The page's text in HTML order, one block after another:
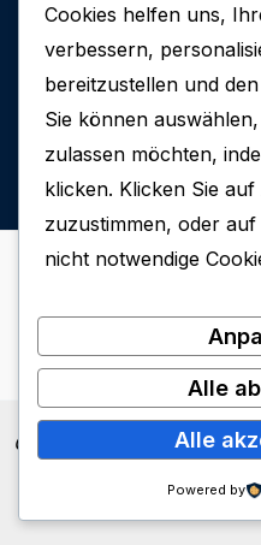
Recent
Es sind keine
Copyright © 2026 314
Cookies helfen uns,
verbessern,
bereitzustellen und
Sie können
zulassen möchten,
klicken. Klicken Sie auf
zuzustimmen, oder auf
nicht notwendige
Alle
Alle
Powered by